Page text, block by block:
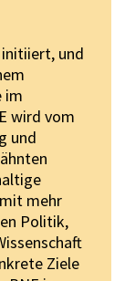
initiiert, und
im
wird vom
und
mehr
Politik,
Ziele